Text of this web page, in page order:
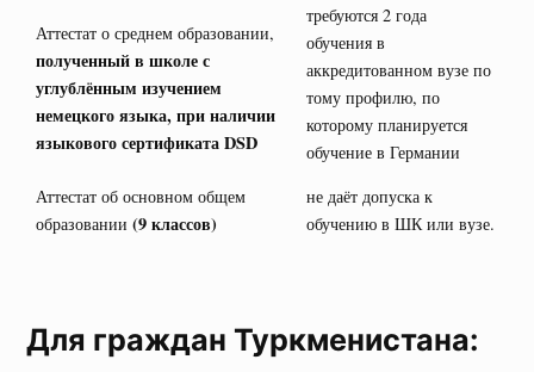
требуются 2 года
обучения в
аккредитованном вузе по
тому профилю, по
которому планируется
обучение в Германии
Аттестат о среднем образовании,
полученный в школе с
углублённым изучением
немецкого языка, при наличии
языкового сертификатаDSD
Аттестат об основном общем
образовании (9 классов)
не даёт допуска к
обучению в ШК или вузе.
Для граждан Туркменистана: